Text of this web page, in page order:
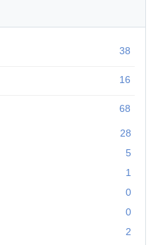
38
16
68
28
5
1
0
0
2